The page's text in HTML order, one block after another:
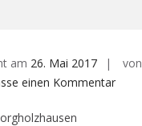
am 26. Mai 2017
von
einen Kommentarauf